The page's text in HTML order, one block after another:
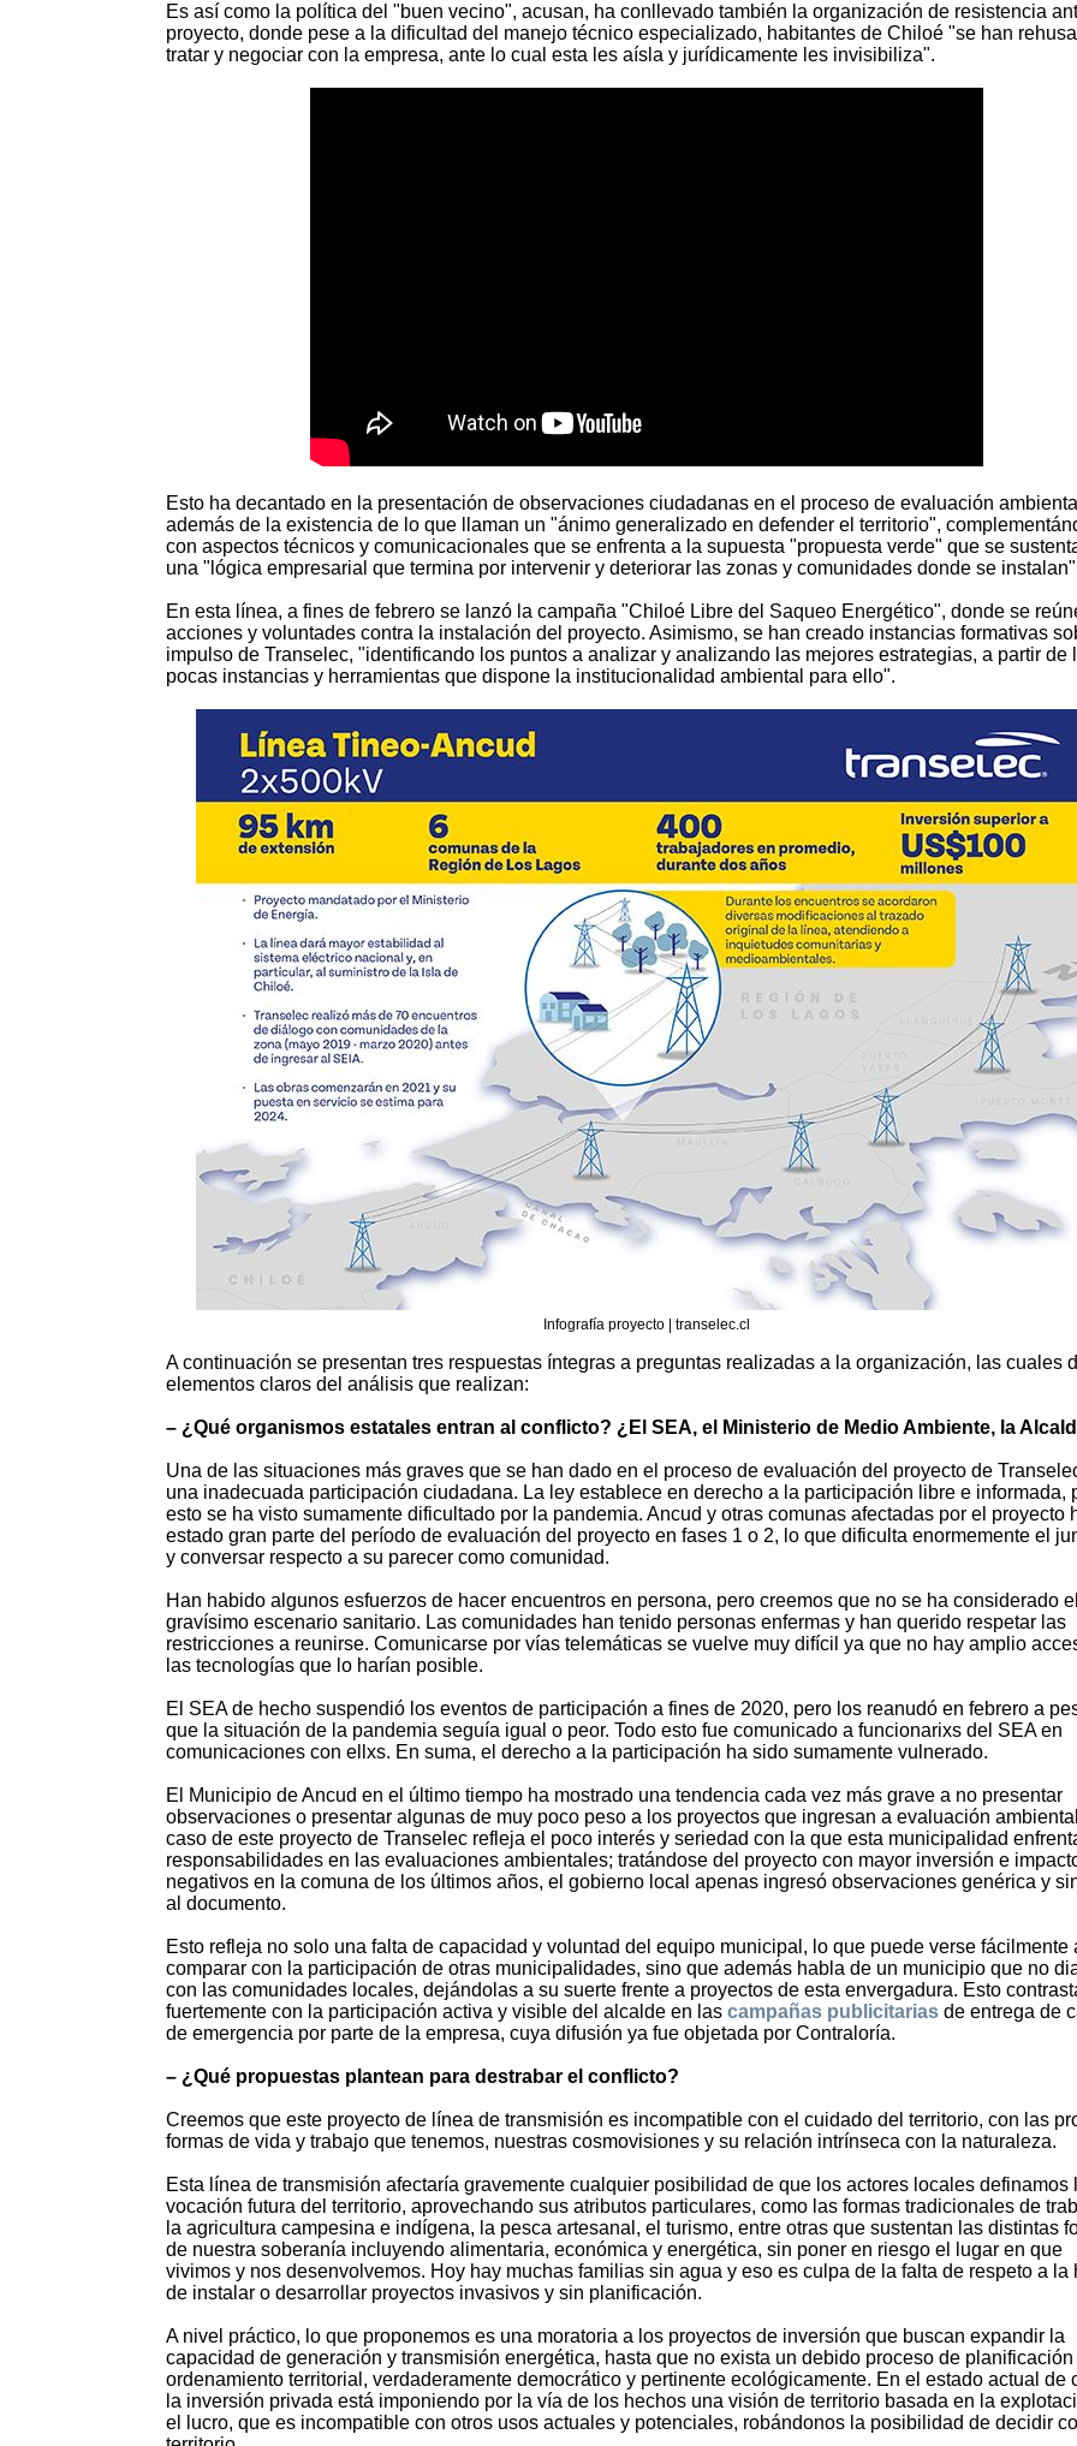
Es así como la política del "buen vecino", acusan, ha conllevado también la organización de resistencia
proyecto, donde pese a la dificultad del manejo técnico especializado, habitantes de Chiloé "se han
tratar y negociar con la empresa, ante lo cual esta les aísla y jurídicamente les invisibiliza".
Esto ha decantado en la presentación de observaciones ciudadanas en el proceso de evaluación
además de la existencia de lo que llaman un "ánimo generalizado en defender el territorio",
con aspectos técnicos y comunicacionales que se enfrenta a la supuesta "propuesta verde" que se
una "lógica empresarial que termina por intervenir y deteriorar las zonas y comunidades donde se
En esta línea, a fines de febrero se lanzó la campaña "Chiloé Libre del Saqueo Energético", donde se
acciones y voluntades contra la instalación del proyecto. Asimismo, se han creado instancias formativas
impulso de Transelec, "identificando los puntos a analizar y analizando las mejores estrategias, a partir de
pocas instancias y herramientas que dispone la institucionalidad ambiental para ello".
Infografía proyecto | transelec.cl
A continuación se presentan tres respuestas íntegras a preguntas realizadas a la organización, las cuales
elementos claros del análisis que realizan:
– ¿Qué organismos estatales entran al conflicto? ¿El SEA, el Ministerio de Medio Ambiente, la
Una de las situaciones más graves que se han dado en el proceso de evaluación del proyecto de
una inadecuada participación ciudadana. La ley establece en derecho a la participación libre e informada,
esto se ha visto sumamente dificultado por la pandemia. Ancud y otras comunas afectadas por el proyecto
estado gran parte del período de evaluación del proyecto en fases 1 o 2, lo que dificulta enormemente el
y conversar respecto a su parecer como comunidad.
Han habido algunos esfuerzos de hacer encuentros en persona, pero creemos que no se ha considerado
gravísimo escenario sanitario. Las comunidades han tenido personas enfermas y han querido respetar las
restricciones a reunirse. Comunicarse por vías telemáticas se vuelve muy difícil ya que no hay amplio
las tecnologías que lo harían posible.
El SEA de hecho suspendió los eventos de participación a fines de 2020, pero los reanudó en febrero a
que la situación de la pandemia seguía igual o peor. Todo esto fue comunicado a funcionarixs del SEA en
comunicaciones con ellxs. En suma, el derecho a la participación ha sido sumamente vulnerado.
El Municipio de Ancud en el último tiempo ha mostrado una tendencia cada vez más grave a no presentar
observaciones o presentar algunas de muy poco peso a los proyectos que ingresan a evaluación
caso de este proyecto de Transelec refleja el poco interés y seriedad con la que esta municipalidad
responsabilidades en las evaluaciones ambientales; tratándose del proyecto con mayor inversión e
negativos en la comuna de los últimos años, el gobierno local apenas ingresó observaciones genérica y
al documento.
Esto refleja no solo una falta de capacidad y voluntad del equipo municipal, lo que puede verse fácilmente
comparar con la participación de otras municipalidades, sino que además habla de un municipio que no
con las comunidades locales, dejándolas a su suerte frente a proyectos de esta envergadura. Esto
fuertemente con la participación activa y visible del alcalde en las campañas publicitarias de entrega de
de emergencia por parte de la empresa, cuya difusión ya fue objetada por Contraloría.
– ¿Qué propuestas plantean para destrabar el conflicto?
Creemos que este proyecto de línea de transmisión es incompatible con el cuidado del territorio, con las
formas de vida y trabajo que tenemos, nuestras cosmovisiones y su relación intrínseca con la naturaleza.
Esta línea de transmisión afectaría gravemente cualquier posibilidad de que los actores locales definamos
vocación futura del territorio, aprovechando sus atributos particulares, como las formas tradicionales de
la agricultura campesina e indígena, la pesca artesanal, el turismo, entre otras que sustentan las distintas
de nuestra soberanía incluyendo alimentaria, económica y energética, sin poner en riesgo el lugar en que
vivimos y nos desenvolvemos. Hoy hay muchas familias sin agua y eso es culpa de la falta de respeto a la
de instalar o desarrollar proyectos invasivos y sin planificación.
A nivel práctico, lo que proponemos es una moratoria a los proyectos de inversión que buscan expandir la
capacidad de generación y transmisión energética, hasta que no exista un debido proceso de planificación
ordenamiento territorial, verdaderamente democrático y pertinente ecológicamente. En el estado actual de
la inversión privada está imponiendo por la vía de los hechos una visión de territorio basada en la
el lucro, que es incompatible con otros usos actuales y potenciales, robándonos la posibilidad de decidir